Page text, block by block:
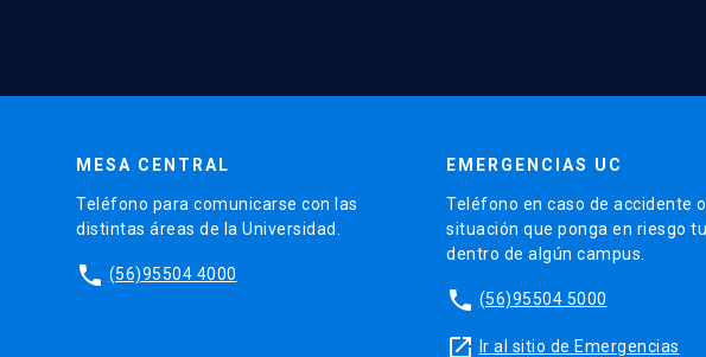
MESA CENTRAL
Teléfono para comunicarse con las
distintas áreas de la Universidad.
phone (56)95504 4000
EMERGENCIAS UC
Teléfono en caso de accidente o
situación que ponga en riesgo
dentro de algún campus.
phone (56)95504 5000
launch Ir al sitio de Emergencias